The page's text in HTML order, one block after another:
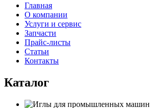
Главная
О компании
Услуги и сервис
Запчасти
Прайс-листы
Статьи
Контакты
Каталог